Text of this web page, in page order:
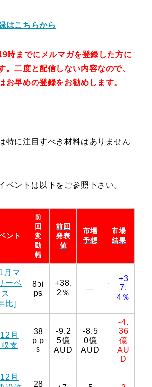
はこちらから
時までに メルマガを登録した方に
。二度と配信しない内容なので、
お早めの登録をお勧めします。
特に注目すべき材料はありません
ベントは以下をご参照下さい。
ント
前
回
変
動
幅
前回
発表
値
市場
予想
市場
結果
月マ
ーベ
比]
8pi
ps
+38.
2％
―
+3
7.
4％
月
支
38
pip
s
-9.2
5億
AUD
-8.5
0億
AUD
-4.
36
億
AU
D
月
28